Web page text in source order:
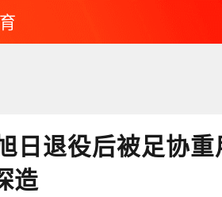
日退役后被足协
造